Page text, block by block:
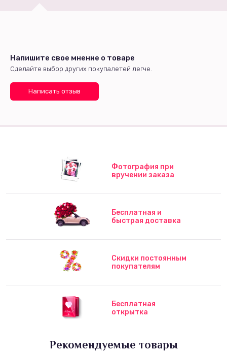
Напишите свое мнение о товаре
Сделайте выбор других покупалетей легче.
Написать отзыв
Фотография при
вручении заказа
Бесплатная и
быстрая доставка
Скидки постоянным
покупателям
Бесплатная
открытка
Рекомендуемые товары